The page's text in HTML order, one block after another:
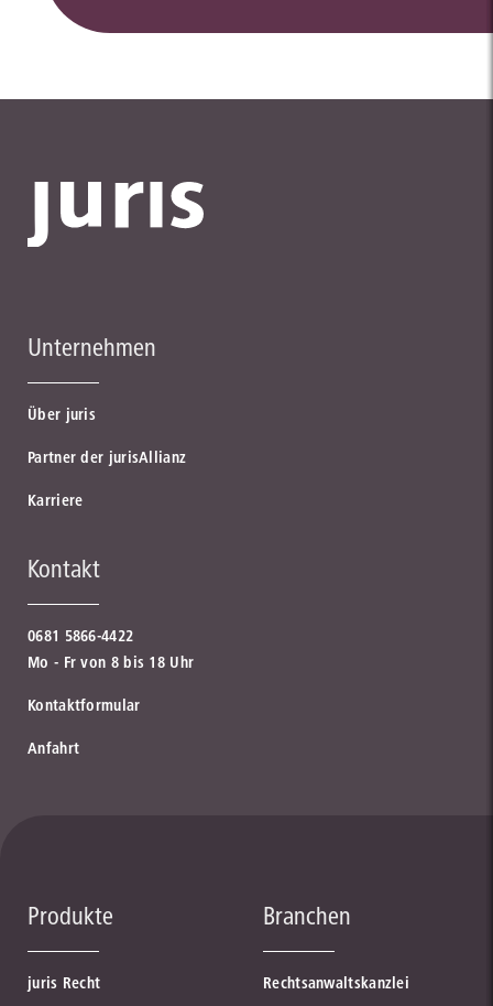
Unternehmen
Über juris
Partner der jurisAllianz
Karriere
Kontakt
0681 5866-4422
Mo - Fr von 8 bis 18 Uhr
Kontaktformular
Anfahrt
Produkte
juris Recht
Branchen
Rechtsanwaltskanzlei